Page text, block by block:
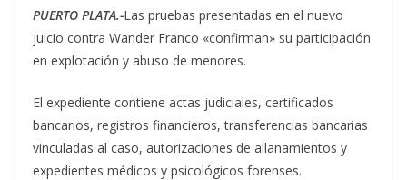
PUERTO PLATA.-Las pruebas presentadas en el nuevo
juicio contra Wander Franco «confirman» su participación
en explotación y abuso de menores.
El expediente contiene actas judiciales, certificados
bancarios, registros financieros, transferencias bancarias
vinculadas al caso, autorizaciones de allanamientos y
expedientes médicos y psicológicos forenses.